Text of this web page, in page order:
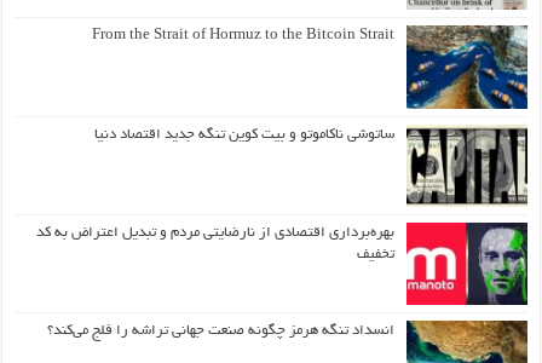
From the Strait of Hormuz to the Bitcoin Strait
ساتوشی ناکاموتو و بیت کوین تنگه جدید اقتصاد دنیا
بهره‌برداری اقتصادی از نارضایتی مردم و تبدیل اعتراض به کد
تخفیف
انسداد تنگه هرمز چگونه صنعت جهانی تراشه را فلج می‌کند؟